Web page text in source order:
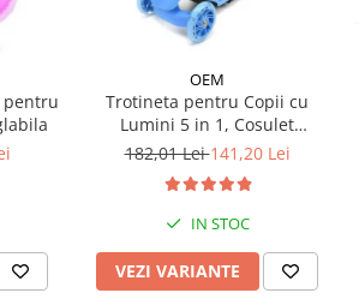
pentru
OEM
Trotineta pentru Copii cu
Lumini 5 in 1, Cosulet
Buburuza, Maner de Impins
182,01 Lei141,20 Lei
IN STOC
VEZI VARIANTE